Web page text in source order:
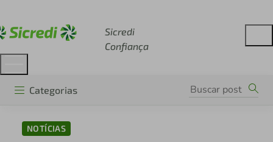
Sicredi
Confiança
Categorias
NOTÍCIAS